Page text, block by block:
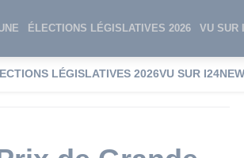
ÉLECTIONS LÉGISLATIVES 2026 VU SUR
LÉGISLATIVES 2026VU SUR